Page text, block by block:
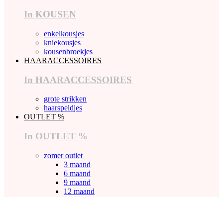
In KOUSEN
enkelkousjes
kniekousjes
kousenbroekjes
HAARACCESSOIRES
In HAARACCESSOIRES
grote strikken
haarspeldjes
OUTLET %
In OUTLET %
zomer outlet
3 maand
6 maand
9 maand
12 maand